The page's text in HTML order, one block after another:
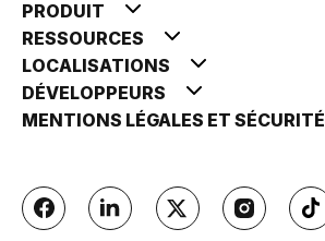
PRODUIT
RESSOURCES
LOCALISATIONS
DÉVELOPPEURS
MENTIONS LÉGALES ET SÉCURITÉ